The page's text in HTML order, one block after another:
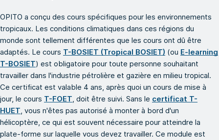
OPITO a conçu des cours spécifiques pour les environnements
tropicaux. Les conditions climatiques dans ces régions du
monde sont tellement différentes que les cours ont dû être
adaptés. Le cours T-BOSIET (Tropical BOSIET) (ou E-learning
T-BOSIET) est obligatoire pour toute personne souhaitant
travailler dans l'industrie pétrolière et gazière en milieu tropical.
Ce certificat est valable 4 ans, après quoi un cours de mise à
jour, le cours T-FOET , doit être suivi. Sans le certificat T-
HUET , vous n'êtes pas autorisé à monter à bord d'un
hélicoptère, ce qui est souvent nécessaire pour atteindre la
plate-forme sur laquelle vous devez travailler. Ce module est